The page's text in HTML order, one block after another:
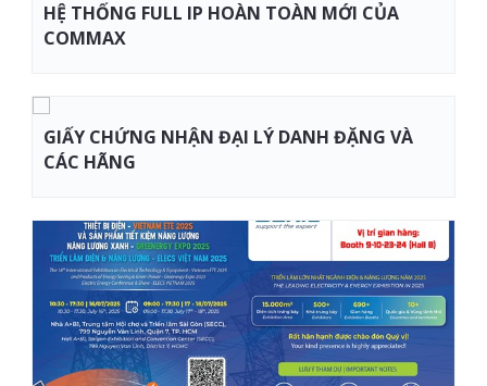
HỆ THỐNG FULL IP HOÀN TOÀN MỚI CỦA
COMMAX
GIẤY CHỨNG NHẬN ĐẠI LÝ DANH ĐẶNG VÀ
CÁC HÃNG